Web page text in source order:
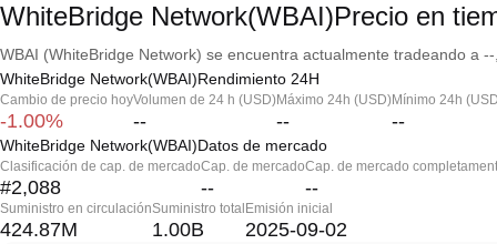
WhiteBridge Network(WBAI)Precio en
WBAI (WhiteBridge Network) se encuentra actualmente tradeando a
WhiteBridge Network(WBAI)Rendimiento 24H
Cambio de precio hoy
-1.00%
Volumen de 24 h (USD)
--
Máximo 24h (USD)
--
Mínimo 24h
--
WhiteBridge Network(WBAI)Datos de mercado
Clasificación de cap. de mercado
#2,088
Cap. de mercado
--
Cap. de mercado
--
Suministro en circulación
424.87M
Suministro total
1.00B
Emisión inicial
2025-09-02